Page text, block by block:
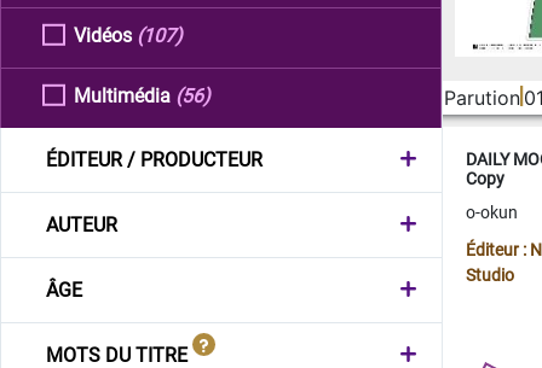
Vidéos (107)
Multimédia (56)
ÉDITEUR / PRODUCTEUR
AUTEUR
ÂGE
MOTS DU TITRE
Parution
DAILY
Copy
o-okun
Éditeur :
Studio